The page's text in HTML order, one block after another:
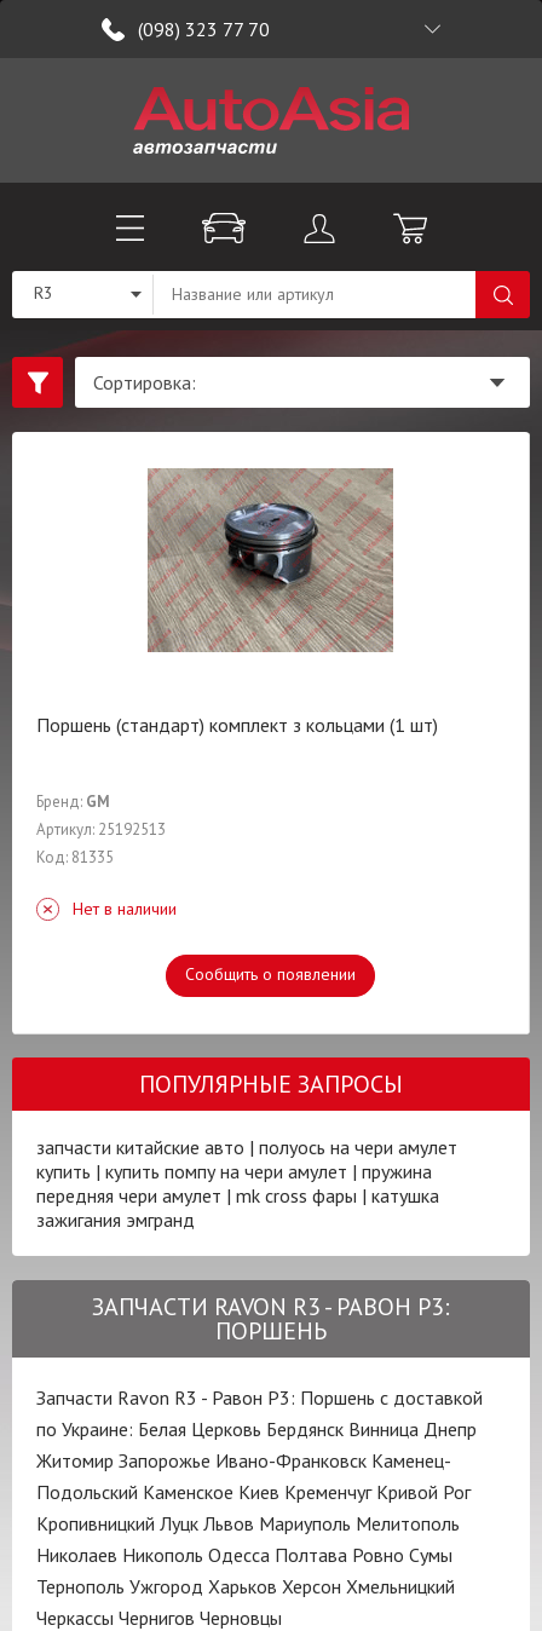
(098) 323 77 70
R3
Поршень (стандарт) комплект з кольцами (1 шт)
Бренд: GM
Артикул: 25192513
Код: 81335
Нет в наличии
Сообщить о появлении
ПОПУЛЯРНЫЕ ЗАПРОСЫ
запчасти китайские авто | полуось на чери амулет
купить | купить помпу на чери амулет | пружина
передняя чери амулет | mk cross фары | катушка
зажигания эмгранд
ЗАПЧАСТИ RAVON R3 - РАВОН Р3:
ПОРШЕНЬ
Запчасти Ravon R3 - Равон Р3: Поршень с доставкой
по Украине: Белая Церковь Бердянск Винница Днепр
Житомир Запорожье Ивано-Франковск Каменец-
Подольский Каменское Киев Кременчуг Кривой Рог
Кропивницкий Луцк Львов Мариуполь Мелитополь
Николаев Никополь Одесса Полтава Ровно Сумы
Тернополь Ужгород Харьков Херсон Хмельницкий
Черкассы Чернигов Черновцы